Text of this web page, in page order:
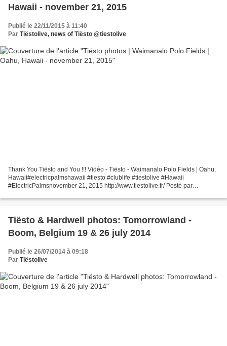
Hawaii - november 21, 2015
Publié le 22/11/2015 à 11:40
Par Tiëstolive, news of Tiësto @tiestolive
Thank You Tiësto and You !!! Vidéo - Tiësto - Waimanalo Polo Fields | Oahu,
Hawaii#electricpalmshawaii #tiesto #clublife #tiestolive #Hawaii
#ElectricPalmsnovember 21, 2015 http://www.tiestolive.fr/ Posté par
Tiësto & Hardwell photos: Tomorrowland -
Boom, Belgium 19 & 26 july 2014
Publié le 26/07/2014 à 09:18
Par Tiëstolive